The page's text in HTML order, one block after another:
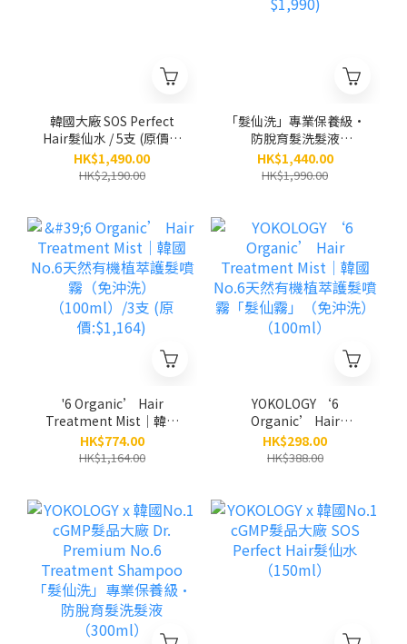
韓國大廠 SOS Perfect
Hair髮仙水 / 5支 (原價：
$2,190)
HK$1,490.00
HK$2,190.00
「髮仙洗」專業保養級•
防脫育髮洗髮液
（300ml）/ 5支 (原價
$1,990)
HK$1,440.00
HK$1,990.00
'6 Organic’ Hair
Treatment Mist│韓國
No.6天然有機植萃護髮噴
霧（免沖洗）
HK$774.00
HK$1,164.00
YOKOLOGY ‘6
Organic’ Hair
Treatment Mist│韓國
No.6天然有機植萃護髮噴
HK$298.00
HK$388.00